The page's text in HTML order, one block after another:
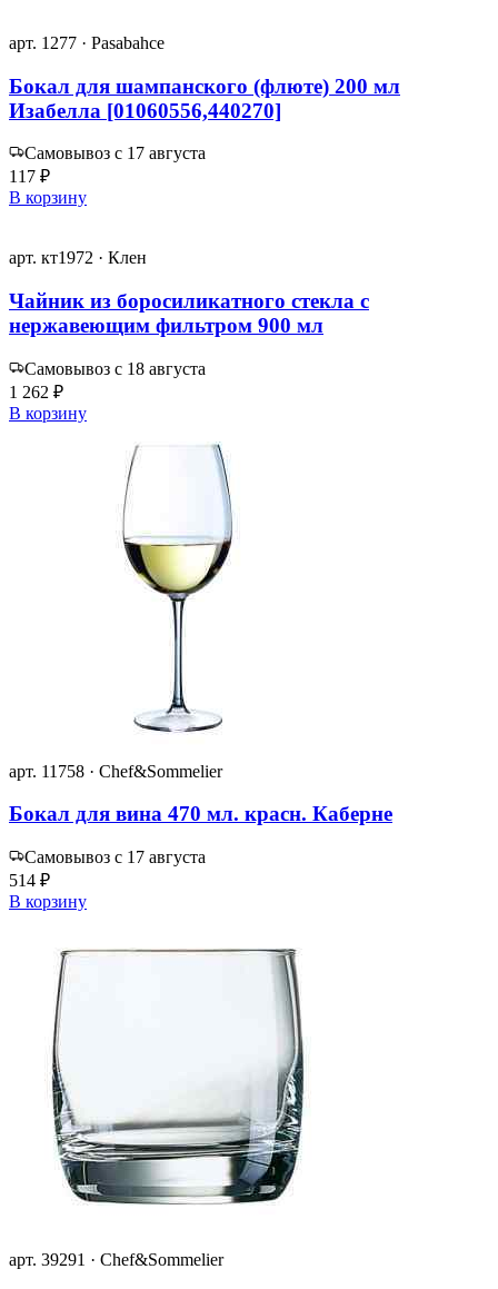
арт. 1277 · Pasabahce
Бокал для шампанского (флюте) 200 мл
Изабелла [01060556,440270]
Самовывоз с 17 августа
117 ₽
В корзину
арт. кт1972 · Клен
Чайник из боросиликатного стекла с
нержавеющим фильтром 900 мл
Самовывоз с 18 августа
1 262 ₽
В корзину
арт. 11758 · Chef&Sommelier
Бокал для вина 470 мл. красн. Каберне
Самовывоз с 17 августа
514 ₽
В корзину
арт. 39291 · Chef&Sommelier